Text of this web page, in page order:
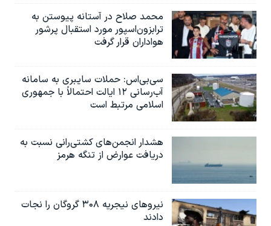
محمد صلاح در آستانه پیوستن به
ترابزون‌اسپور مورد استقبال پرشور
هواداران قرار گرفت
سی‌بی‌اس: حملات سایبری به سامانه
آب‌رسانی ۱۲ ایالت احتمالاً با جمهوری
اسلامی مرتبط است
هشدار انجمن‌های کشتی‌رانی نسبت به
دریافت عوارض از تنگه هرمز
نیروهای نیجریه‌ ۳۰۸ گروگان را نجات
دادند